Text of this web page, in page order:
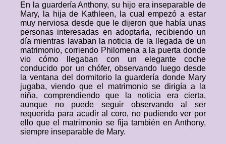
En la guardería Anthony, su hijo era inseparable de
Mary, la hija de Kathleen, la cual empezó a estar
muy nerviosa desde que le dijeron que había unas
personas interesadas en adoptarla, recibiendo un
día mientras lavaban la noticia de la llegada de un
matrimonio, corriendo Philomena a la puerta donde
vio cómo llegaban con un elegante coche
conducido por un chófer, observando luego desde
la ventana del dormitorio la guardería donde Mary
jugaba, viendo que el matrimonio se dirigía a la
niña, comprendiendo que la noticia era cierta,
aunque no puede seguir observando al ser
requerida para acudir al coro, no pudiendo ver por
ello que el matrimonio se fija también en Anthony,
siempre inseparable de Mary.